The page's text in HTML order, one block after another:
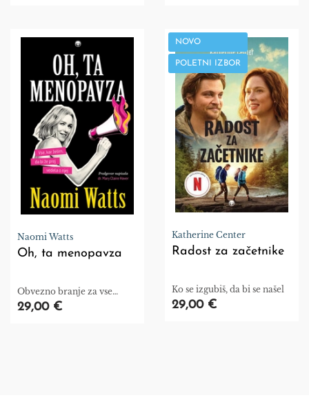
Naomi Watts
Oh, ta menopavza
Obvezno branje za vse
ženske in tiste, ki jim je mar
29,00 €
NOVO
POLETNI IZBOR
Katherine Center
Radost za začetnike
Ko se izgubiš, da bi se našel
29,00 €